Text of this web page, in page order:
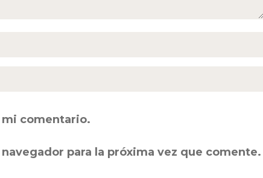
comentario.
para la próxima vez que comente.